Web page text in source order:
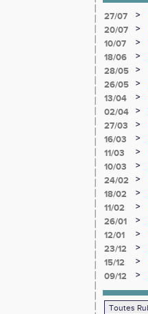
27/07 >
20/07 >
10/07 >
18/06
>
28/05
>
26/05
>
13/04
>
02/04
>
27/03
>
16/03 >
11/03
>
10/03
>
24/02
>
18/02 >
11/02 >
26/01
>
12/01 >
23/12
>
15/12
>
09/12
>